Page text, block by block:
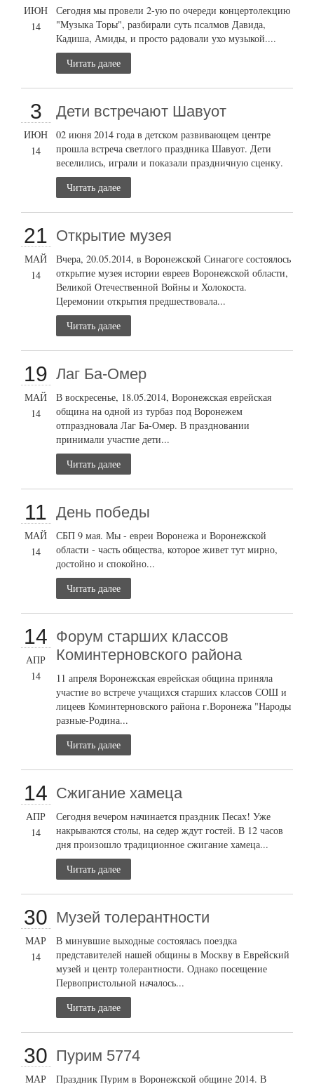
ИЮН
14
Сегодня мы провели 2-ую по очереди концертолекцию
"Музыка Торы", разбирали суть псалмов Давида,
Кадиша, Амиды, и просто радовали ухо музыкой....
Читать далее
3
ИЮН
14
Дети встречают Шавуот
02 июня 2014 года в детском развивающем центре
прошла встреча светлого праздника Шавуот. Дети
веселились, играли и показали праздничную сценку.
Читать далее
21
МАЙ
14
Открытие музея
Вчера, 20.05.2014, в Воронежской Синагоге состоялось
открытие музея истории евреев Воронежской области,
Великой Отечественной Войны и Холокоста.
Церемонии открытия предшествовала...
Читать далее
19
МАЙ
14
Лаг Ба-Омер
В воскресенье, 18.05.2014, Воронежская еврейская
община на одной из турбаз под Воронежем
отпраздновала Лаг Ба-Омер. В праздновании
принимали участие дети...
Читать далее
11
МАЙ
14
День победы
СБП 9 мая. Мы - евреи Воронежа и Воронежской
области - часть общества, которое живет тут мирно,
достойно и спокойно...
Читать далее
14
АПР
14
Форум старших классов
Коминтерновского района
11 апреля Воронежская еврейская община приняла
участие во встрече учащихся старших классов СОШ и
лицеев Коминтерновского района г.Воронежа "Народы
разные-Родина...
Читать далее
14
АПР
14
Сжигание хамеца
Сегодня вечером начинается праздник Песах! Уже
накрываются столы, на седер ждут гостей. В 12 часов
дня произошло традиционное сжигание хамеца...
Читать далее
30
МАР
14
Музей толерантности
В минувшие выходные состоялась поездка
представителей нашей общины в Москву в Еврейский
музей и центр толерантности. Однако посещение
Первопристольной началось...
Читать далее
30
МАР
Пурим 5774
Праздник Пурим в Воронежской общине 2014. В